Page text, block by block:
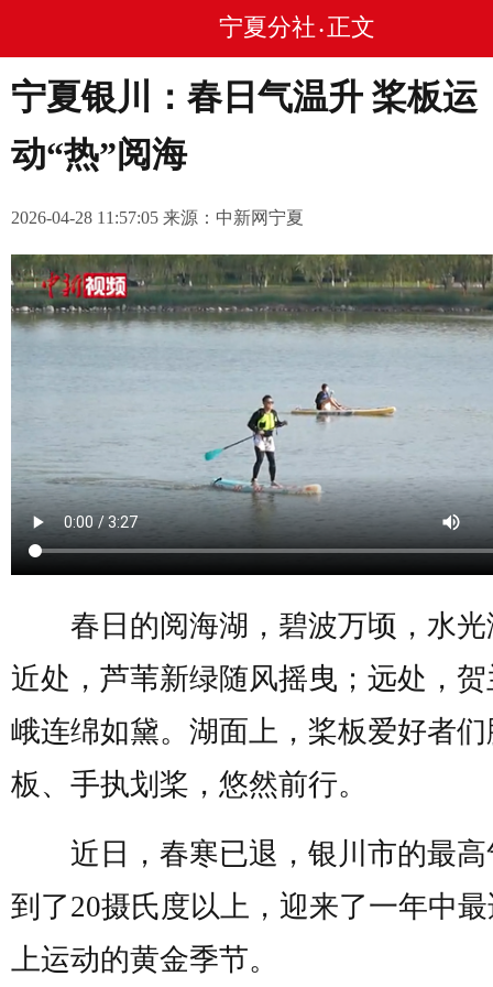
宁夏分社 • 正文
宁夏银川：春日气温升 桨板运
动“热”阅海
2026-04-28 11:57:05 来源：中新网宁夏
春日的阅海湖，碧波万顷，水光
近处，芦苇新绿随风摇曳；远处，
峨连绵如黛。湖面上，桨板爱好者
板、手执划桨，悠然前行。
近日，春寒已退，银川市的最高
到了20摄氏度以上，迎来了一年中
上运动的黄金季节。